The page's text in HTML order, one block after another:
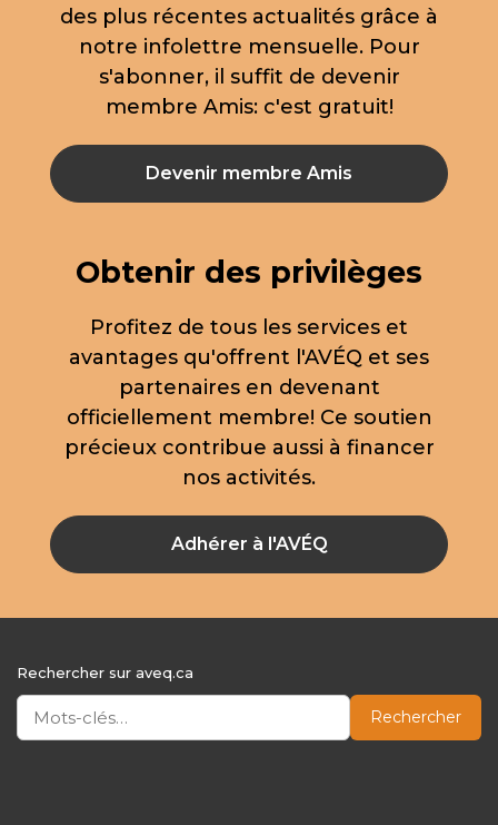
des plus récentes actualités grâce à
notre infolettre mensuelle. Pour
s'abonner, il suffit de devenir
membre Amis: c'est gratuit!
Devenir membre Amis
Obtenir des privilèges
Profitez de tous les services et
avantages qu'offrent l'AVÉQ et ses
partenaires en devenant
officiellement membre! Ce soutien
précieux contribue aussi à financer
nos activités.
Adhérer à l'AVÉQ
Rechercher sur aveq.ca
Rechercher